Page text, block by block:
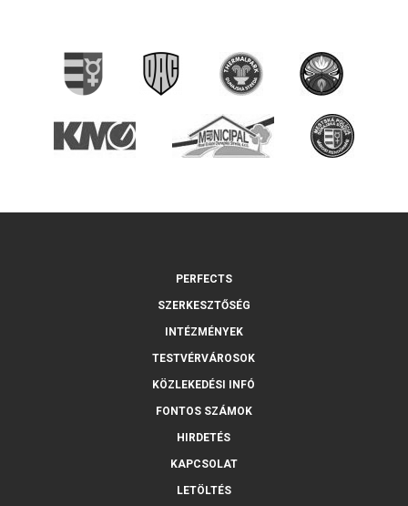
PERFECTS
SZERKESZTŐSÉG
INTÉZMÉNYEK
TESTVÉRVÁROSOK
KÖZLEKEDÉSI INFÓ
FONTOS SZÁMOK
HIRDETÉS
KAPCSOLAT
LETÖLTÉS